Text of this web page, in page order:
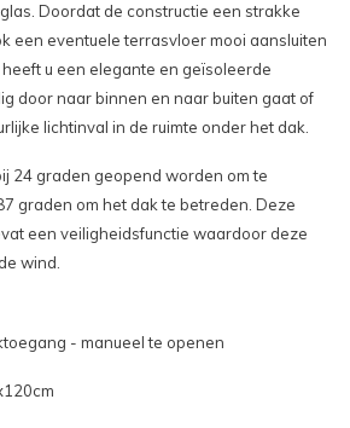
Doordat de constructie een strakke
een eventuele terrasvloer mooi aansluiten
u een elegante en geïsoleerde
door naar binnen en naar buiten gaat of
lichtinval in de ruimte onder het dak.
24 graden geopend worden om te
graden om het dak te betreden. Deze
een veiligheidsfunctie waardoor deze
wind.
- manueel te openen